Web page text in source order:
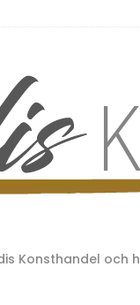
Konsthandel